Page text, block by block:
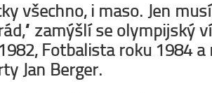
všechno, i maso. Jen
zamýšlí se olympijský
Fotbalista roku 1984
Jan Berger.